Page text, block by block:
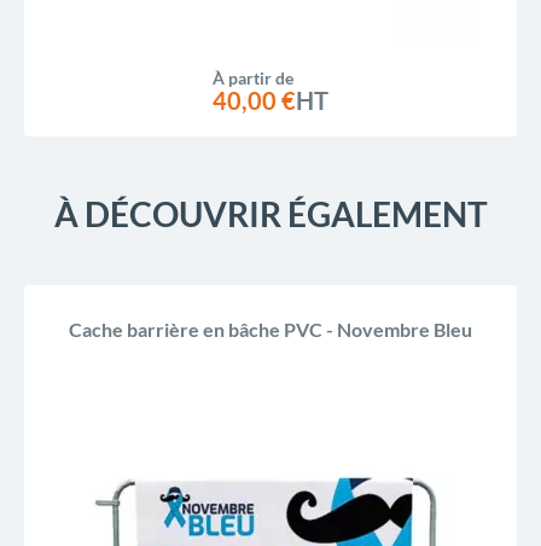
À partir de
40,00 €HT
À DÉCOUVRIR ÉGALEMENT
Cache barrière en bâche PVC - Novembre Bleu